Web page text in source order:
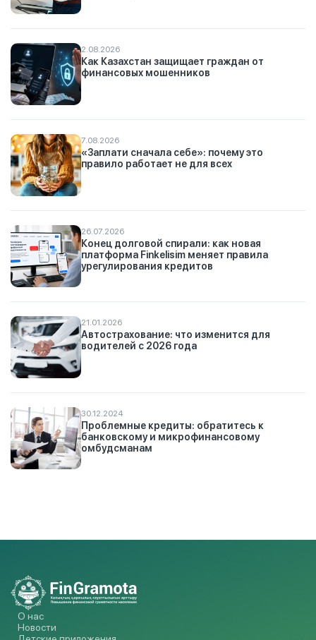
2.08.2026
Как Казахстан защищает граждан от
финансовых мошенников
7.08.2026
«Заплати сначала себе»: почему это
правило работает не для всех
26.07.2026
Конец долговой спирали: как новая
платформа Finkelisim меняет правила
урегулирования кредитов
21.01.2026
Автострахование: что изменится для
водителей с 2026 года
30.12.2024
Проблемные кредиты: обратитесь к
банковскому и микрофинансовому
омбудсманам
О нас
Новости